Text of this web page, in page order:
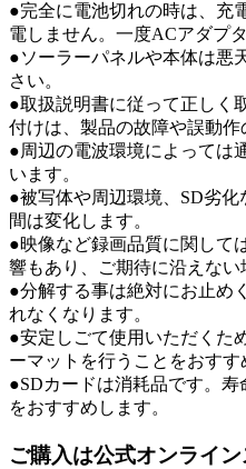
●完全に電池切れの時は、充
電しません。一度ACアダプ
●ソーラーパネルや本体は悪
さい。
●取扱説明書に従って正しく
付けは、製品の故障や誤動作
●周辺の電波環境によっては
います。
●被写体や周辺環境、SD劣
間は変化します。
●映像など録画品質に関して
響もあり、ご期待に沿えない
●分解する事は絶対にお止め
れなくなります。
●安定しごて使用いただくた
ーマットを行うことをおすす
●SDカードは消耗品です。
をおすすめします。
ご購入は公式オンライン